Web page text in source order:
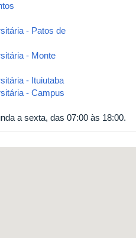
- Patos de
- Monte
- Ituiutaba
- Campus
a sexta, das 07:00 às 18:00.